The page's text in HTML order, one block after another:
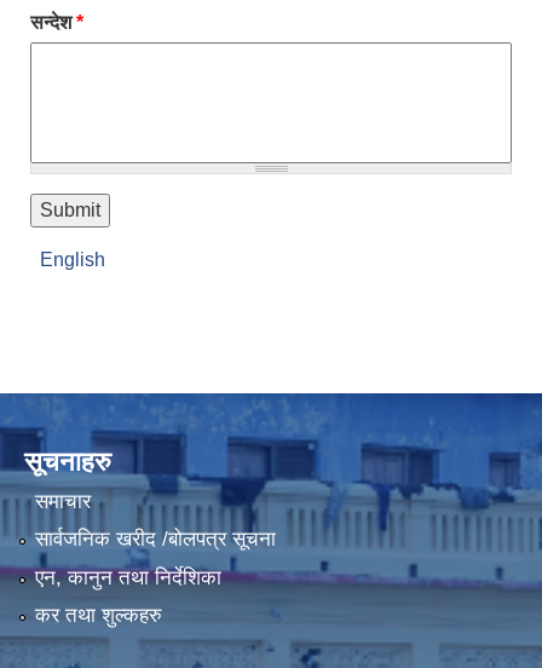
सन्देश*
English
सूचनाहरु
समाचार
सार्वजनिक खरीद /बोलपत्र सूचना
एन, कानुन तथा निर्देशिका
कर तथा शुल्कहरु